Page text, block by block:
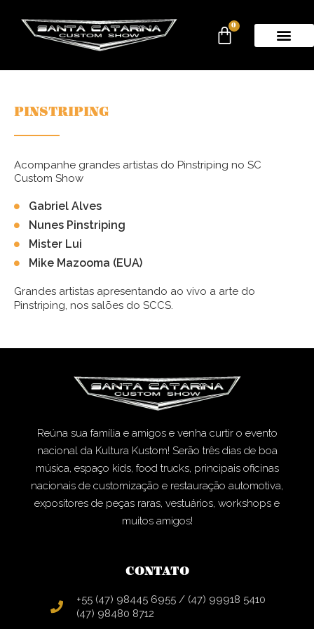
0
PINSTRIPING
Acompanhe grandes artistas do Pinstriping no SC
Custom Show
Gabriel Alves
Nunes Pinstriping
Mister Lui
Mike Mazooma (EUA)
Grandes artistas apresentando ao vivo a arte do
Pinstriping, nos salões do SCCS.
Reúna sua família e amigos e venha curtir o evento
nacional da Kultura Kustom! Serão três dias de boa
música, espaço kids, food trucks, principais oficinas
nacionais de customização e restauração automotiva,
expositores de peças raras, vestuários, workshops e
muitos amigos!
CONTATO
+55 (47) 98445 6955 / (47) 99918 5410
(47) 98480 8712